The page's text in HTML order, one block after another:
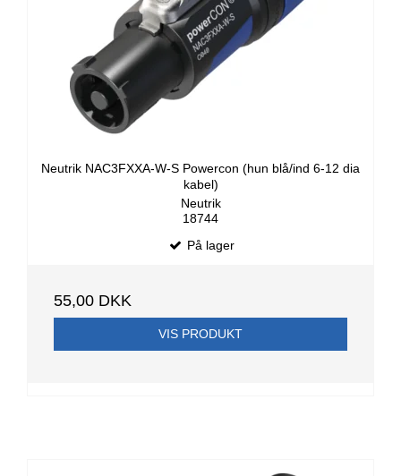
Neutrik NAC3FXXA-W-S Powercon (hun blå/ind 6-12 dia
kabel)
Neutrik
18744
På lager
55,00 DKK
VIS PRODUKT